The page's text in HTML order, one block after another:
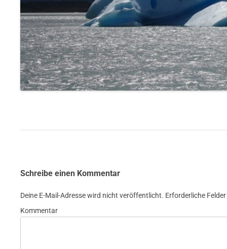
Schreibe einen Kommentar
Deine E-Mail-Adresse wird nicht veröffentlicht. Erforderliche
Kommentar